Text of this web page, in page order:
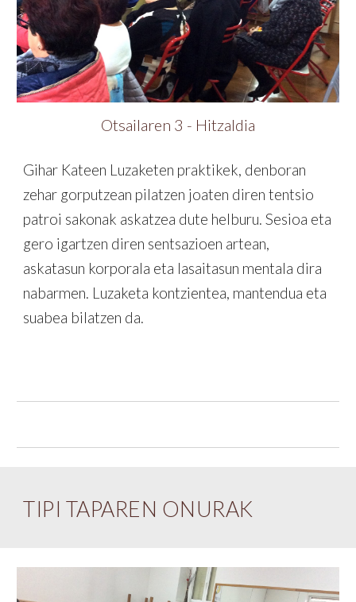
Otsailaren 3 - Hitzaldia
Gihar Kateen Luzaketen praktikek, denboran
zehar gorputzean pilatzen joaten diren tentsio
patroi sakonak askatzea dute helburu. Sesioa eta
gero igartzen diren sentsazioen artean,
askatasun korporala eta lasaitasun mentala dira
nabarmen. Luzaketa kontzientea, mantendua eta
suabea bilatzen da.
TIPI TAPAREN ONURAK